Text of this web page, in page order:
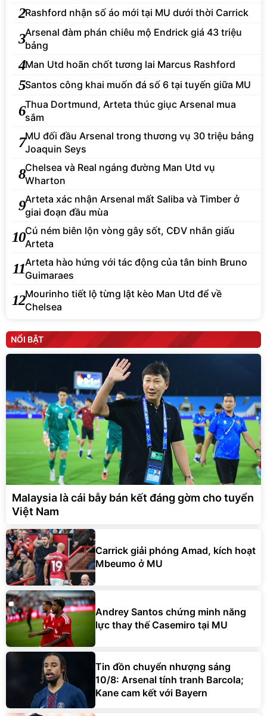
2Rashford nhận số áo mới tại MU dưới thời Carrick
3Arsenal đàm phán chiêu mộ Endrick giá 43 triệu
bảng
4Man Utd hoãn chốt tương lai Marcus Rashford
5Santos công khai muốn đá số 6 tại tuyến giữa MU
6Thua Dortmund, Arteta thúc giục Arsenal mua
sắm
7MU đối đầu Arsenal trong thương vụ 30 triệu bảng
Joaquin Seys
8Chelsea và Real ngáng đường Man Utd vụ
Wharton
9Arteta xác nhận Arsenal mất Saliba và Timber ở
giai đoạn đầu mùa
10Cú ném biên lộn vòng gây sốt, CĐV nhắn giấu
Arteta
11Arteta hào hứng với tác động của tân binh Bruno
Guimaraes
12Mourinho tiết lộ từng lật kèo Man Utd để về
Chelsea
NỔI BẬT
Malaysia là cái bẫy bán kết đáng gờm cho tuyển
Việt Nam
Carrick giải phóng Amad, kích hoạt
Mbeumo ở MU
Andrey Santos chứng minh năng
lực thay thế Casemiro tại MU
Tin đồn chuyển nhượng sáng
10/8: Arsenal tính tranh Barcola;
Kane cam kết với Bayern